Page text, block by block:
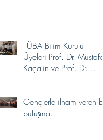
TÜBA Bilim Kurulu
Üyeleri Prof. Dr. Mustafa
Kaçalin ve Prof. Dr.
Gençlerle ilham veren bir
buluşma…